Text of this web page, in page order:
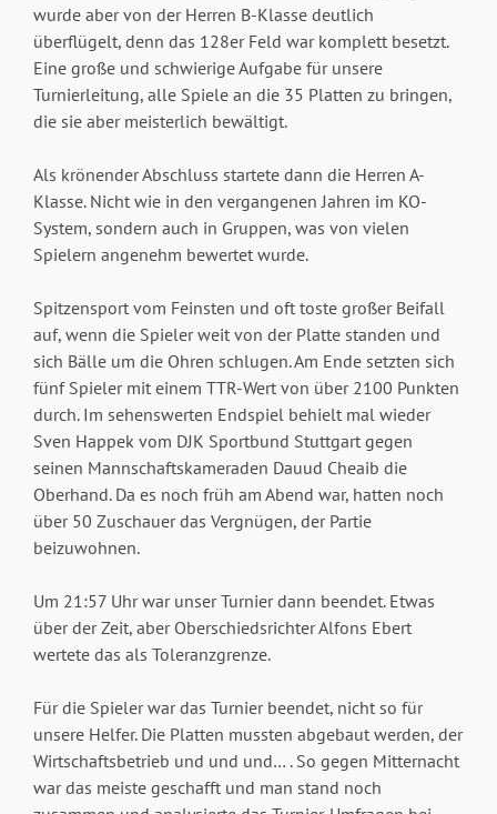
wurde aber von der Herren B-Klasse deutlich
überflügelt, denn das 128er Feld war komplett besetzt.
Eine große und schwierige Aufgabe für unsere
Turnierleitung, alle Spiele an die 35 Platten zu bringen,
die sie aber meisterlich bewältigt.
Als krönender Abschluss startete dann die Herren A-
Klasse. Nicht wie in den vergangenen Jahren im KO-
System, sondern auch in Gruppen, was von vielen
Spielern angenehm bewertet wurde.
Spitzensport vom Feinsten und oft toste großer Beifall
auf, wenn die Spieler weit von der Platte standen und
sich Bälle um die Ohren schlugen. Am Ende setzten sich
fünf Spieler mit einem TTR-Wert von über 2100 Punkten
durch. Im sehenswerten Endspiel behielt mal wieder
Sven Happek vom DJK Sportbund Stuttgart gegen
seinen Mannschaftskameraden Dauud Cheaib die
Oberhand. Da es noch früh am Abend war, hatten noch
über 50 Zuschauer das Vergnügen, der Partie
beizuwohnen.
Um 21:57 Uhr war unser Turnier dann beendet. Etwas
über der Zeit, aber Oberschiedsrichter Alfons Ebert
wertete das als Toleranzgrenze.
Für die Spieler war das Turnier beendet, nicht so für
unsere Helfer. Die Platten mussten abgebaut werden, der
Wirtschaftsbetrieb und und und… . So gegen Mitternacht
war das meiste geschafft und man stand noch